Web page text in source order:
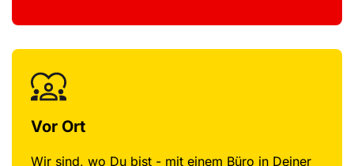
Vor Ort
Wir sind, wo Du bist - mit einem Büro in Deiner